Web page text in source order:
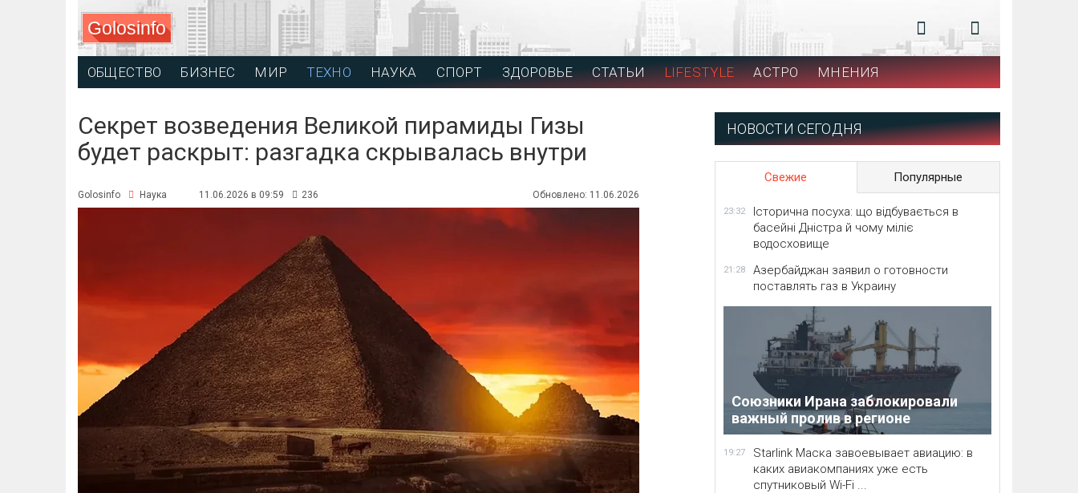
Golosinfo
ОБЩЕСТВО БИЗНЕС МИР ТЕХНО НАУКА СПОРТ ЗДОРОВЬЕ СТАТЬИ LIFESTYLE АСТРО МНЕНИЯ
Секрет возведения Великой пирамиды Гизы
будет раскрыт: разгадка скрывалась внутри
Golosinfo Наука 11.06.2026 в 09:59 236 Обновлено: 11.06.2026
НОВОСТИ СЕГОДНЯ
Свежие Популярные
23:32
Історична посуха: що відбувається в
басейні Дністра й чому міліє
водосховище
21:28
Азербайджан заявил о готовности
поставлять газ в Украину
Союзники Ирана заблокировали
важный пролив в регионе
19:27
Starlink Маска завоевывает авиацию: в
каких авиакомпаниях уже есть
спутниковый Wi-Fi ...